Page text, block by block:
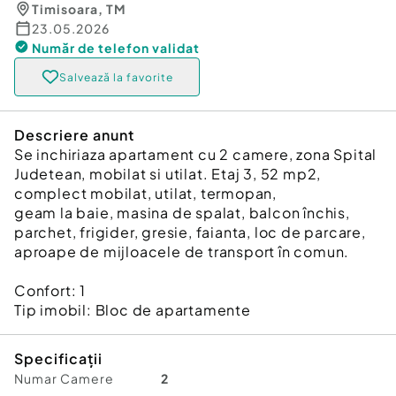
Timisoara, TM
23.05.2026
Număr de telefon validat
Salvează la favorite
Descriere anunt
Se inchiriaza apartament cu 2 camere, zona Spital
Judetean, mobilat si utilat. Etaj 3, 52 mp2,
complect mobilat, utilat, termopan,
geam la baie, masina de spalat, balcon închis,
parchet, frigider, gresie, faianta, loc de parcare,
aproape de mijloacele de transport în comun.
Confort:1
Tip imobil: Bloc de apartamente
Specificații
Numar Camere 2